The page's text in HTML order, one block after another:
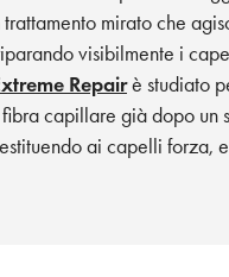
mirato che
visibilmente i
Repairè studiato
capillare già dopo un
ai capelli forza,